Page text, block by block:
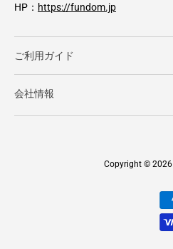
HP： https://fundom.jp
ご利用ガイド
会社情報
Copyright © 2026